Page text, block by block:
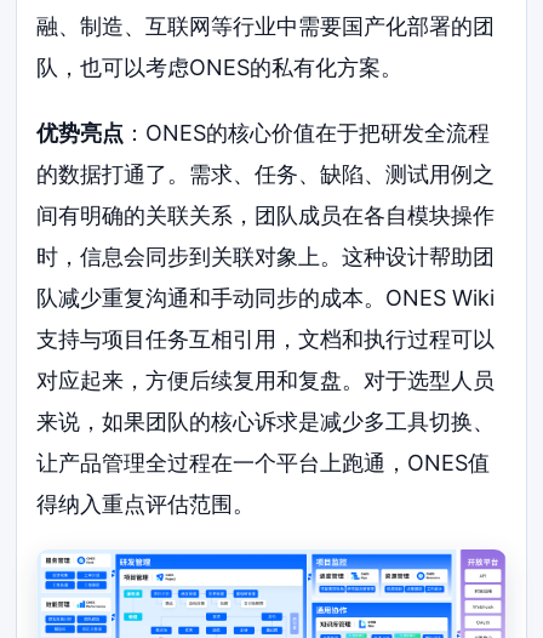
融、制造、互联网等行业中需要国产化部署的团
队，也可以考虑ONES的私有化方案。
优势亮点 ：ONES的核心价值在于把研发全流程
的数据打通了。需求、任务、缺陷、测试用例之
间有明确的关联关系，团队成员在各自模块操作
时，信息会同步到关联对象上。这种设计帮助团
队减少重复沟通和手动同步的成本。ONES Wiki
支持与项目任务互相引用，文档和执行过程可以
对应起来，方便后续复用和复盘。对于选型人员
来说，如果团队的核心诉求是减少多工具切换、
让产品管理全过程在一个平台上跑通，ONES值
得纳入重点评估范围。